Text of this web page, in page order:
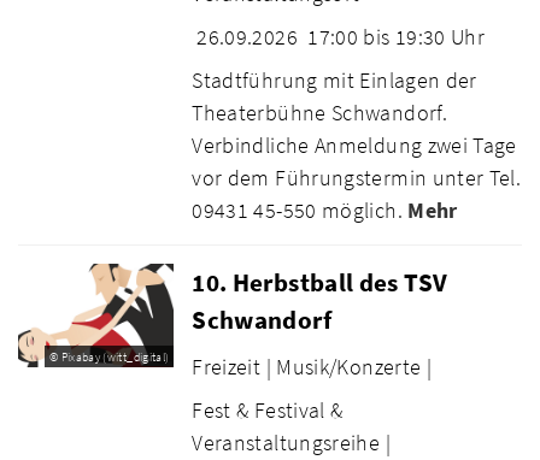
26.09.2026 17:00 bis 19:30 Uhr
Stadtführung mit Einlagen der
Theaterbühne Schwandorf.
Verbindliche Anmeldung zwei Tage
vor dem Führungstermin unter Tel.
09431 45-550 möglich. Mehr
© Pixabay (witt_digital)
10. Herbstball des TSV
Schwandorf
Freizeit | Musik/Konzerte |
Fest & Festival &
Veranstaltungsreihe |